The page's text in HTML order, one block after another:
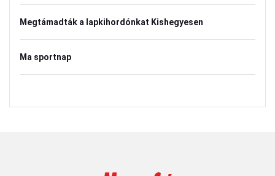
Megtámadták a lapkihordónkat Kishegyesen
Ma sportnap